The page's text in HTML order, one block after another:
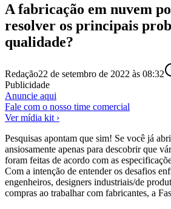
A fabricação em nuvem
resolver os principais
qualidade?
Redação22 de setembro de 2022 às 08:32
Publicidade
Anuncie aqui
Fale com o nosso time comercial
Ver mídia kit ›
Pesquisas apontam que sim! Se você já
ansiosamente apenas para descobrir que
foram feitas de acordo com as
Com a intenção de entender os desafios
engenheiros, designers industriais/de
compras ao trabalhar com fabricantes, a